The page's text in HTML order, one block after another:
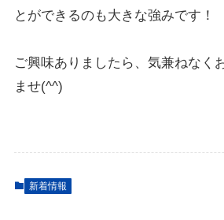
とができるのも大きな強みです！
ご興味ありましたら、気兼ねなく
ませ(^^)
新着情報